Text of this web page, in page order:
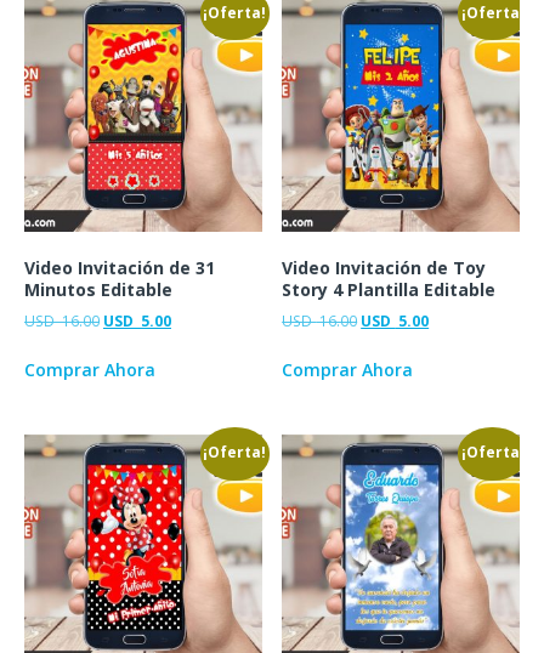
¡Oferta!
Video Invitación de 31
Minutos Editable
USD16.00 USD 5.00
Comprar Ahora
¡Oferta!
Video Invitación de Toy
Story 4 Plantilla Editable
USD16.00 USD 5.00
Comprar Ahora
¡Oferta! ¡Oferta!